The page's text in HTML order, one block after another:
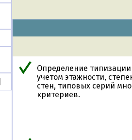
Определение
учетом этажности,
стен, типовых серий
критериев.